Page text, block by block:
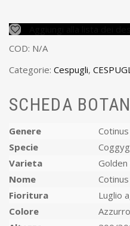
COD: N/A
Categorie: Cespugli,
SCHEDA
Genere
Cotinus
Specie
Varieta
Nome
Fioritura
Luglio
Colore
Azzurro